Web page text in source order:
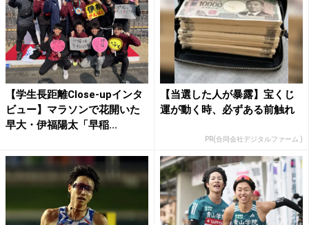
【学生長距離Close-upインタ
ビュー】マラソンで花開いた
早大・伊福陽太「早稲...
【当選した人が暴露】宝くじ
運が動く時、必ずある前触れ
PR(合同会社デジタルファーム )